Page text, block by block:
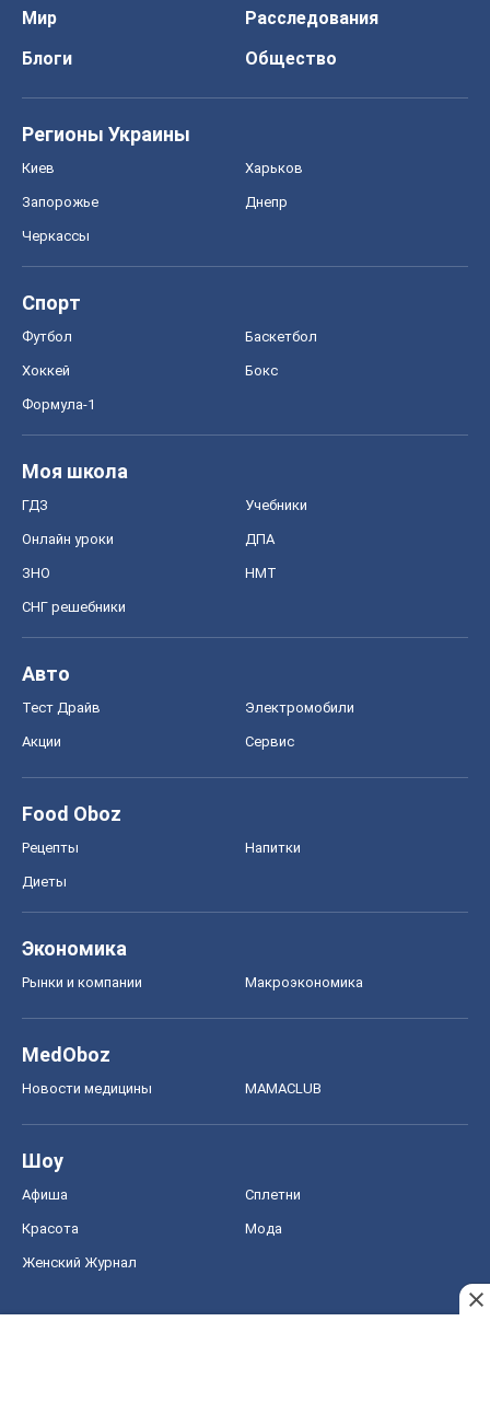
Мир
Расследования
Блоги
Общество
Регионы Украины
Киев Харьков
Запорожье Днепр
Черкассы
Спорт
Футбол Баскетбол
Хоккей Бокс
Формула-1
Моя школа
ГДЗ Учебники
Онлайн уроки ДПА
ЗНО НМТ
СНГ решебники
Авто
Тест Драйв Электромобили
Акции Сервис
Food Oboz
Рецепты Напитки
Диеты
Экономика
Рынки и компании Mакроэкономика
MedOboz
Новости медицины MAMACLUB
Шоу
Афиша Сплетни
Красота Мода
Женский Журнал